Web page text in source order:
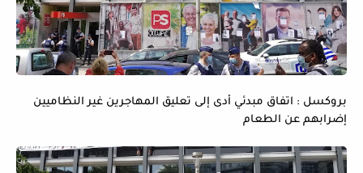
بروكسل : اتفاق مبدئي أدى إلى تعليق المهاجرين غير النظاميين
إضرابهم عن الطعام